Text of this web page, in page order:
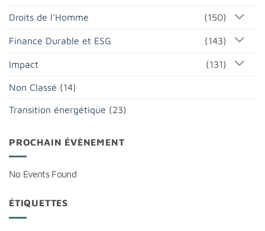
Droits de l'Homme (150)
Finance Durable et ESG (143)
Impact (131)
Non Classé (14)
Transition énergétique (23)
PROCHAIN ÉVÈNEMENT
No Events Found
ÉTIQUETTES